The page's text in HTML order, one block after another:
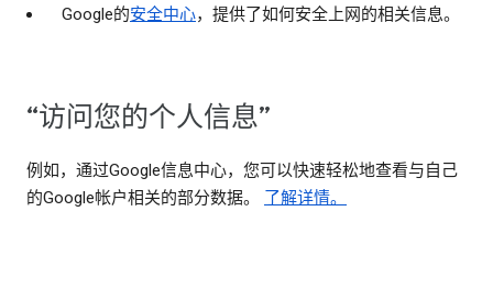
Google的安全中心，提供了如何安全上网的相关信息。
“访问您的个人信息”
例如，通过Google信息中心，您可以快速轻松地查看与自己
的Google帐户相关的部分数据。 了解详情。